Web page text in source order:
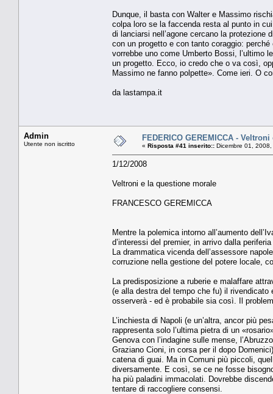
Dunque, il basta con Walter e Massimo
colpa loro se la faccenda resta al punto in
di lanciarsi nell’agone cercano la protezione
con un progetto e con tanto coraggio:
vorrebbe uno come Umberto Bossi, l’ultimo
un progetto. Ecco, io credo che o va così,
Massimo ne fanno polpette». Come ieri. O
da lastampa.it
Admin
Utente non iscritto
FEDERICO GEREMICCA -
« Risposta #41 inserito:: Dicembre 01,
1/12/2008
Veltroni e la questione morale
FRANCESCO GEREMICCA
Mentre la polemica intorno all’aumento
d’interessi del premier, in arrivo dalla
La drammatica vicenda dell’assessore
corruzione nella gestione del potere locale,
La predisposizione a ruberie e malaffare
(e alla destra del tempo che fu) il
osserverà - ed è probabile sia così. Il
L’inchiesta di Napoli (e un’altra, ancor più
rappresenta solo l’ultima pietra di un
Genova con l’indagine sulle mense,
Graziano Cioni, in corsa per il dopo
catena di guai. Ma in Comuni più piccoli,
diversamente. E così, se ce ne fosse
ha più paladini immacolati. Dovrebbe
tentare di raccogliere consensi.